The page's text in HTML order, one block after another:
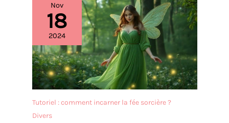
Nov
18
2024
Tutoriel : comment incarner la fée sorcière ?
Divers